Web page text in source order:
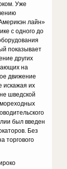
Уже
лайн»
с одного до
показывает
других
на
движение
искажая их
шведской
был введен
Без
торгового